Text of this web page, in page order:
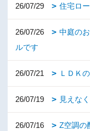
26/07/29 住宅ロ
26/07/26
中庭の
ルです
26/07/21 ＬＤＫ
26/07/19 見えな
26/07/16 Z空調の